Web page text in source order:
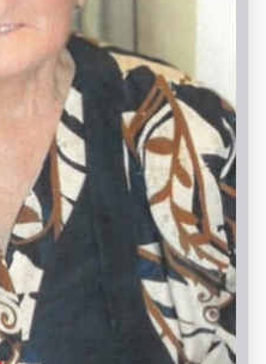
INVIA CONDOGLIANZE